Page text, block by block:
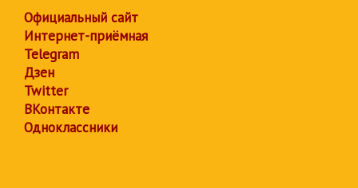
Официальный сайт
Интернет-приёмная
Telegram
Дзен
Twitter
ВКонтакте
Одноклассники